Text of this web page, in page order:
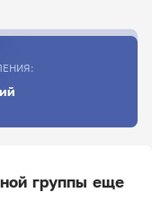
группы еще